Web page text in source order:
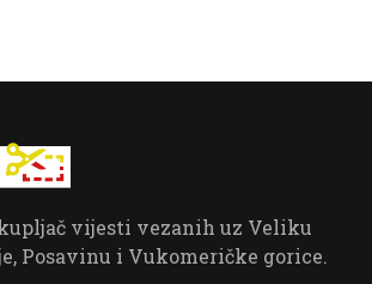
vijesti vezanih uz Veliku
Posavinu i Vukomeričke gorice.